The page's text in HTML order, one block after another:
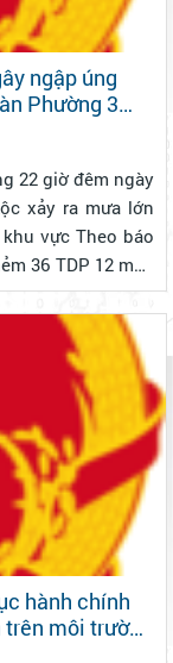
ngập úng
Phường 3
2
22 giờ đêm ngày
xảy ra mưa lớn
báo
36 TDP 12 mưa
TDP 12, TDP 2,
hành chính
môi trường